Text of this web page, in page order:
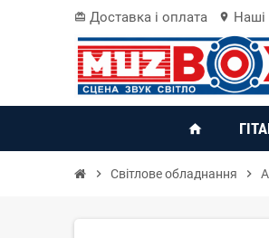
card_giftcard Доставка і оплата location_on Наші
home
chevron_right Світлове обладнання chevron_right